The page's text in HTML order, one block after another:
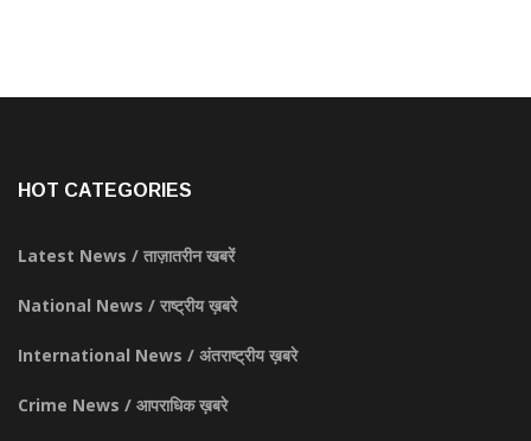
HOT CATEGORIES
Latest News / ताज़ातरीन खबरें
National News / राष्ट्रीय ख़बरे
International News / अंतराष्ट्रीय ख़बरे
Crime News / आपराधिक ख़बरे